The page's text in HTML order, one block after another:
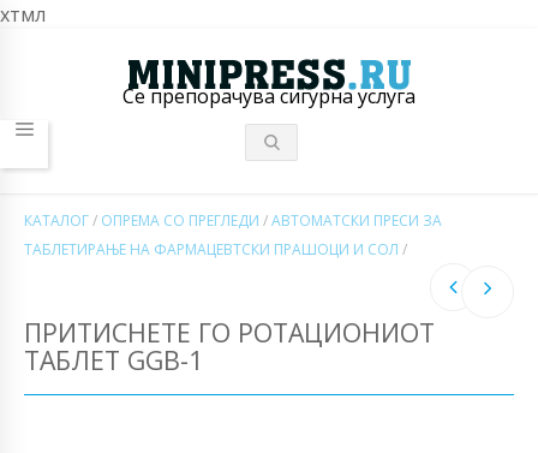
хтмл
Се препорачува сигурна услуга
КАТАЛОГ/ ОПРЕМА СО ПРЕГЛЕДИ /АВТОМАТСКИ ПРЕСИ ЗА
ТАБЛЕТИРАЊЕ НА ФАРМАЦЕВТСКИ ПРАШОЦИ И СОЛ /
ПРИТИСНЕТЕ ГО РОТАЦИОНИОТ
ТАБЛЕТ GGB-1